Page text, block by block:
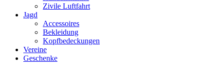
Zivile Luftfahrt
Jagd
Accessoires
Bekleidung
Kopfbedeckungen
Vereine
Geschenke